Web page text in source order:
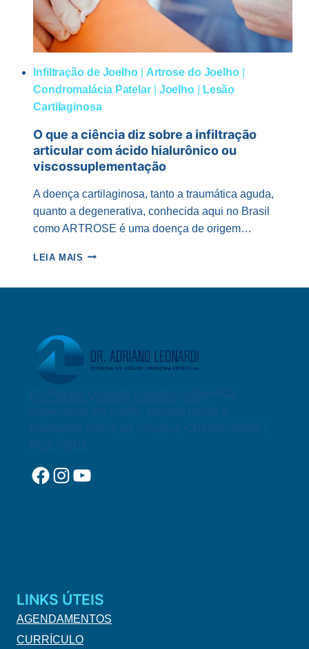
Infiltração de Joelho| Artrose do Joelho|
Condromalácia Patelar| Joelho
Lesão
Cartilaginosa
O que a ciência diz sobre a infiltração
articular com ácido hialurônico ou
viscossuplementação
A doença cartilaginosa, tanto a traumática aguda,
quanto a degenerativa, conhecida aqui no Brasil
como ARTROSE é uma doença de origem…
LEIA MAIS O
INFILTRAÇÃO
ARTICULAR
ÁCIDO
HIALURÔNICO
VISCOSSUPLEMENTAÇÃO
Logo Adriano Leonardi Horizontal Novo
Dr. Adriano Leonardi é médico ortopedista
especialista em joelho, atuando desde o
tratamento clínico até cirurgico. CRM/SP 99660 |
RQE 38911
Facebook
Instagram
YouTube
LINKS ÚTEIS
AGENDAMENTOS
CURRÍCULO